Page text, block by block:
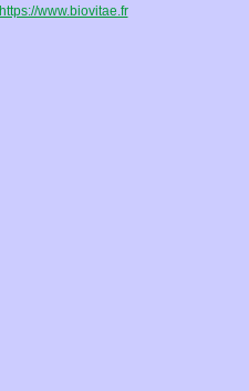
https://www.biovitae.fr